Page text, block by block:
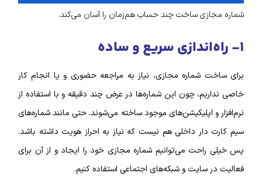
شماره مجازی ساخت چند حساب هم‌زمان را آسان می‌کند.
۱- راه‌اندازی سریع و ساده
برای ساخت شماره مجازی، نیاز به مراجعه حضوری و یا انجام کار
خاصی نداریم، چون این شماره‌‌ها در عرض چند دقیقه و با استفاده از
نرم‌افزار و اپلیکیشن‌های موجود ساخته می‌شوند.حتی مانند شماره‌های
سیم کارت دار داخلی هم نیست که نیاز به احراز هویت داشته باشد.
پس خیلی راحت می‌توانیم شماره مجازی خود را ایجاد و از آن برای
فعالیت در سایت و شبکه‌های اجتماعی استفاده کنیم.